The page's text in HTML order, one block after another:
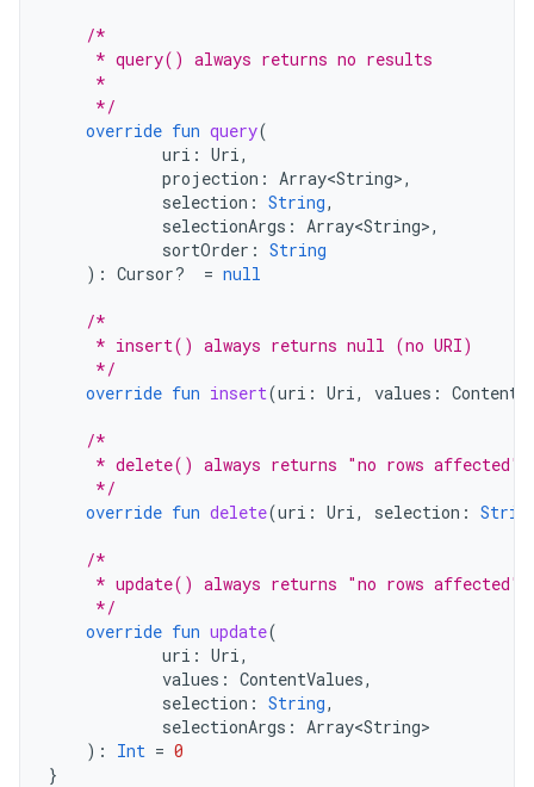
/*
     * query() always returns no results
     *
     */
override fun query(
uri : Uri,
projection : Array<String>,
selection : String,
selectionArgs : Array<String>,
sortOrder : String
): Cursor? = null
/*
     * insert() always returns null (no URI)
     */
override fun insert(uri : Uri, values :
/*
* delete() always returns "no rows affected"
     */
override fun delete(uri : Uri, selection :
/*
* update() always returns "no rows affected"
     */
override fun update(
uri : Uri,
values : ContentValues,
selection : String,
selectionArgs : Array<String>
):
Int = 0
}